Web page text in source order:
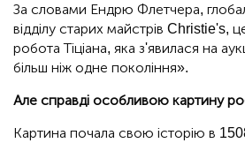
За словами Ендрю Флетчера,
відділу старих майстрів Christie's,
робота Тіціана, яка з'явилася на
більш ніж одне покоління».
Але справді особливою картину
Картина почала свою історію в